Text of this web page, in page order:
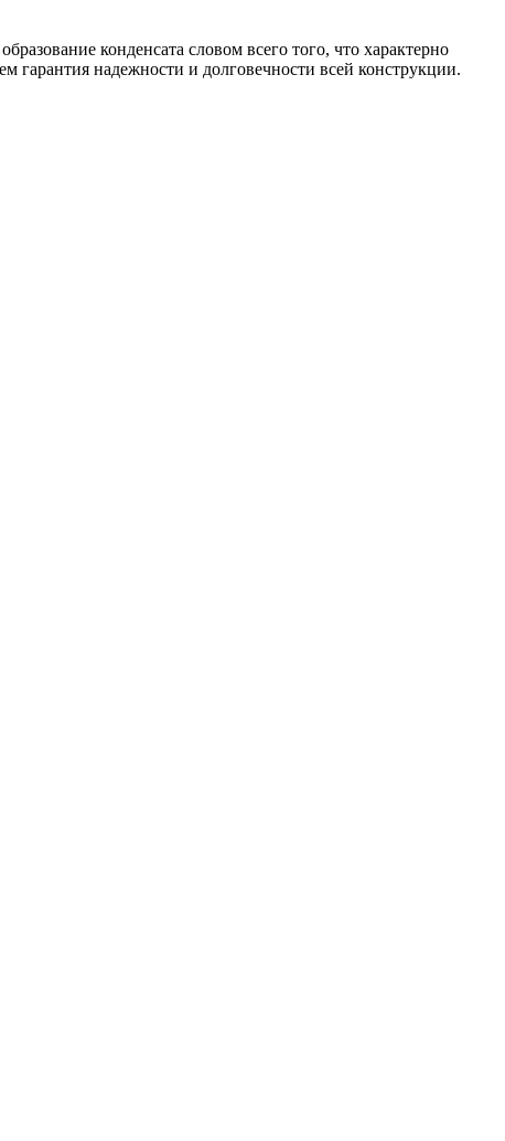
конденсата словом всего того, что характерно
гарантия надежности и долговечности всей конструкции.